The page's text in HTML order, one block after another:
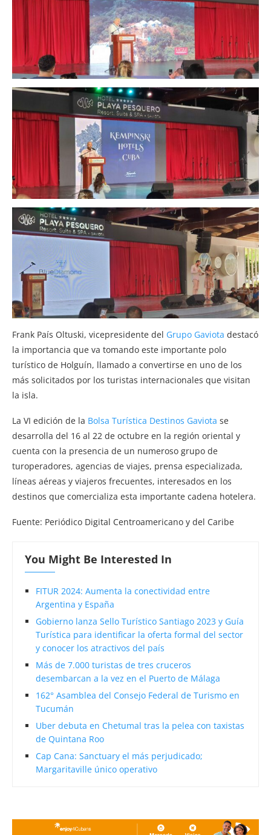
Frank País Oltuski, vicepresidente del Grupo Gaviota destacó
la importancia que va tomando este importante polo
turístico de Holguín, llamado a convertirse en uno de los
más solicitados por los turistas internacionales que visitan
la isla.
La VI edición de la Bolsa Turística Destinos Gaviota se
desarrolla del 16 al 22 de octubre en la región oriental y
cuenta con la presencia de un numeroso grupo de
turoperadores, agencias de viajes, prensa especializada,
líneas aéreas y viajeros frecuentes, interesados en los
destinos que comercializa esta importante cadena hotelera.
Fuente: Periódico Digital Centroamericano y del Caribe
You Might Be Interested In
FITUR 2024: Aumenta la conectividad entre
Argentina y España
Gobierno lanza Sello Turístico Santiago 2023 y Guía
Turística para identificar la oferta formal del sector
y conocer los atractivos del país
Más de 7.000 turistas de tres cruceros
desembarcan a la vez en el Puerto de Málaga
162° Asamblea del Consejo Federal de Turismo en
Tucumán
Uber debuta en Chetumal tras la pelea con taxistas
de Quintana Roo
Cap Cana: Sanctuary el más perjudicado;
Margaritaville único operativo